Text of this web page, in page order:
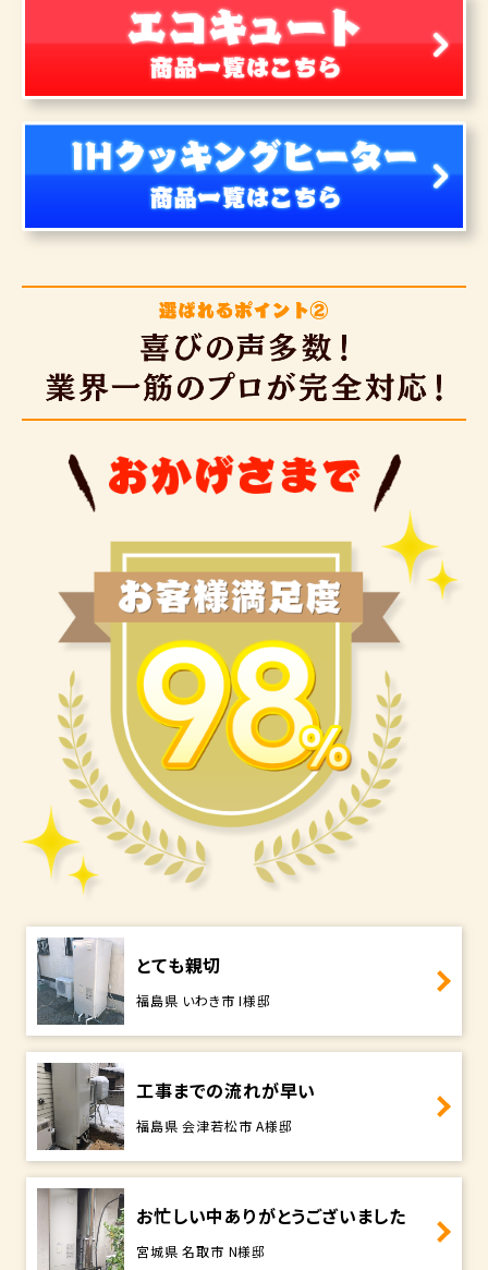
とても親切
福島県 いわき市 I様邸
工事までの流れが早い
福島県 会津若松市 A様邸
お忙しい中ありがとうございました
宮城県 名取市 N様邸